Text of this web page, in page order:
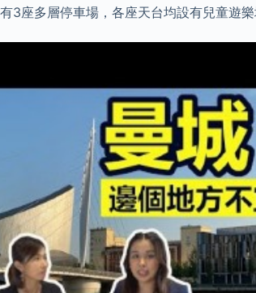
3座多層停車場，各座天台均設有兒童遊樂